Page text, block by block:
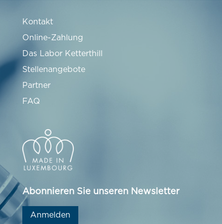
Kontakt
Online-Zahlung
Das Labor Ketterthill
Stellenangebote
Partner
FAQ
Abonnieren Sie unseren Newsletter
Anmelden